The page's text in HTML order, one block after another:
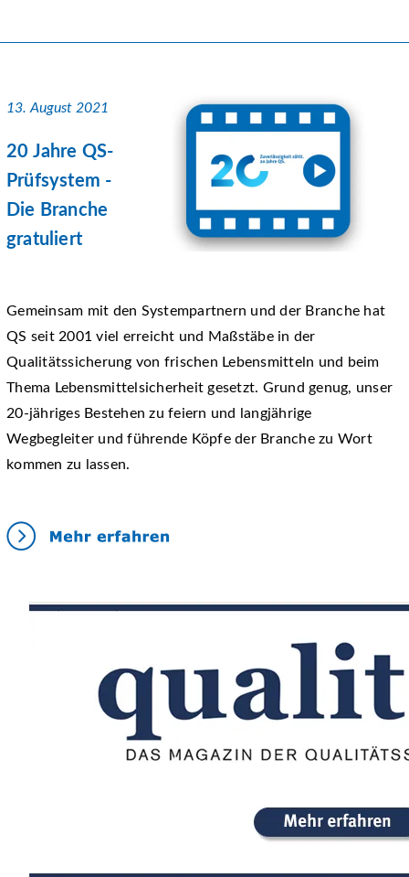
13. August 2021
20 Jahre QS-
Prüfsystem -
Die Branche
gratuliert
Gemeinsam mit den Systempartnern und der Branche hat
QS seit 2001 viel erreicht und Maßstäbe in der
Qualitätssicherung von frischen Lebensmitteln und beim
Thema Lebensmittelsicherheit gesetzt. Grund genug, unser
20-jähriges Bestehen zu feiern und langjährige
Wegbegleiter und führende Köpfe der Branche zu Wort
kommen zu lassen.